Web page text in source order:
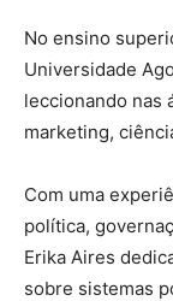
No ensino
Universidade
leccionando nas
marketing,
Com uma
política,
Erika Aires
sobre sistemas